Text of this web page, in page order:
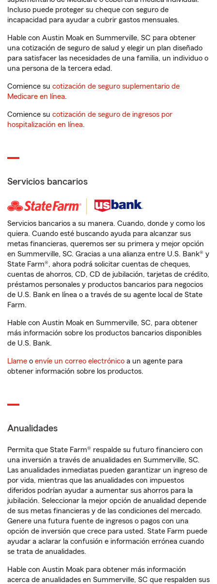
Incluso puede proteger su cheque con seguro de
incapacidad para ayudar a cubrir gastos mensuales.
Hable con Austin Moak en Summerville, SC para obtener
una cotización de seguro de salud y elegir un plan diseñado
para satisfacer las necesidades de una familia, un individuo o
una persona de la tercera edad.
Comience su cotización de seguro suplementario de
Medicare en línea.
Comience su cotización de seguro de ingresos por
hospitalización en línea.
Servicios bancarios
Servicios bancarios a su manera. Cuando, donde y como los
quiera. Cuando esté buscando ayuda para alcanzar sus
metas financieras, queremos ser su primera y mejor opción
en Summerville, SC. Gracias a una alianza entre U.S. Bank® y
State Farm®, ahora podrá solicitar cuentas de cheques,
cuentas de ahorros, CD, CD de jubilación, tarjetas de crédito,
préstamos personales y productos bancarios para negocios
de U.S. Bank en línea o a través de su agente local de State
Farm.
Hable con Austin Moak en Summerville, SC, para obtener
más información sobre los productos bancarios disponibles
de U.S. Bank.
Llame o envíe un correo electrónico a un agente para
obtener información sobre los productos.
Anualidades
Permita que State Farm® respalde su futuro financiero con
una inversión a través de anualidades en Summerville, SC.
Las anualidades inmediatas pueden garantizar un ingreso de
por vida, mientras que las anualidades con impuestos
diferidos podrían ayudar a aumentar sus ahorros para la
jubilación. Seleccionar la mejor opción de anualidad depende
de sus metas financieras y de las condiciones del mercado.
Genere una futura fuente de ingresos o pagos con una
opción de inversión que crece para usted. State Farm puede
ayudar a aclarar la confusión e información errónea cuando
se trata de anualidades.
Hable con Austin Moak para obtener más información
acerca de anualidades en Summerville, SC que respalden sus